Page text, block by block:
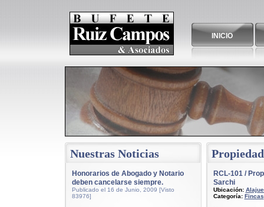
INICIO
Nuestras Noticias
Honorarios de Abogado y Notario
deben cancelarse siempre.
Publicado el 16 de Junio, 2009 [Visto
83976]
RCL-101 /
Sarchi
Ubicación:
Categoría: Fincas